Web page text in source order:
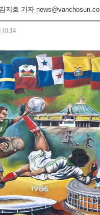
김지호 기자
10:14